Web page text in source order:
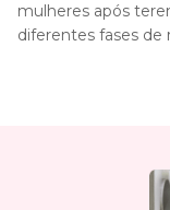
mulheres após
diferentes fases de